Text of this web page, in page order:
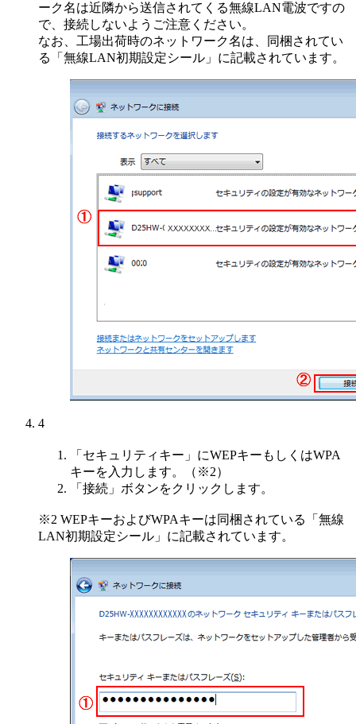
ーク名は近隣から送信されてくる無線LAN電波ですの
で、接続しないようご注意ください。
なお、工場出荷時のネットワーク名は、同梱されてい
る「無線LAN初期設定シール」に記載されています。
4
「セキュリティキー」にWEPキーもしくはWPA
キーを入力します。（※2）
「接続」ボタンをクリックします。
※2 WEPキーおよびWPAキーは同梱されている「無線
LAN初期設定シール」に記載されています。